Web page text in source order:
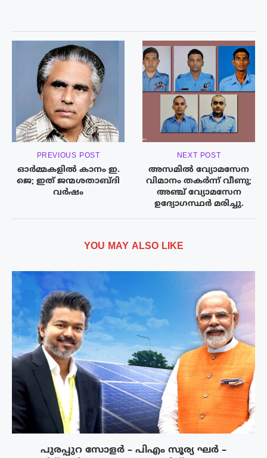
PREVIOUS POST
ഓർമ്മകളിൽ കാനം ഇ.
ജെ; ഇത് ജന്മശതാബ്ദി
വർഷം
NEXT POST
അസമിൽ വ്യോമസേന
വിമാനം തകർന്ന് വീണു;
അഞ്ച് വ്യോമസേന
ഉദ്യോഗസ്ഥർ മരിച്ചു.
YOU MAY ALSO LIKE
പുരപ്പുറ സോളർ – പിഎം സൂര്യ ഘർ –